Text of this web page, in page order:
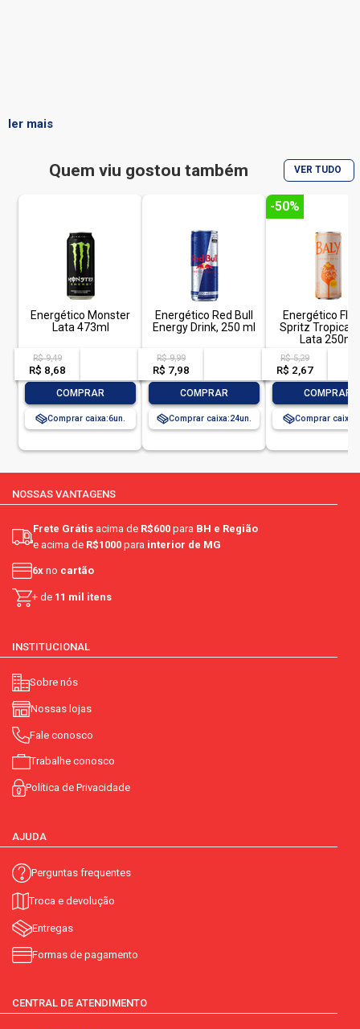
ler mais
Quem viu gostou também VER TUDO
Energético Monster
Lata 473ml
R$ 9,49
R$ 8,68
COMPRAR
Comprar caixa:6
Energético Red Bull
Energy Drink, 250 ml
R$ 9,99
R$ 7,98
COMPRAR
Comprar caixa:24
-50%
Energético
Spritz Tropical
Lata 250ml
R$ 5,29
R$ 2,67
COMPRAR
Comprar caixa:
NOSSAS VANTAGENS
Frete Grátis acima de R$600 para BH e Região
e acima de R$1000 para interior de MG
6x no cartão
+ de 11 mil itens
INSTITUCIONAL
Sobre nós
Nossas lojas
Fale conosco
Trabalhe conosco
Política de Privacidade
AJUDA
Perguntas frequentes
Troca e devolução
Entregas
Formas de pagamento
CENTRAL DE ATENDIMENTO